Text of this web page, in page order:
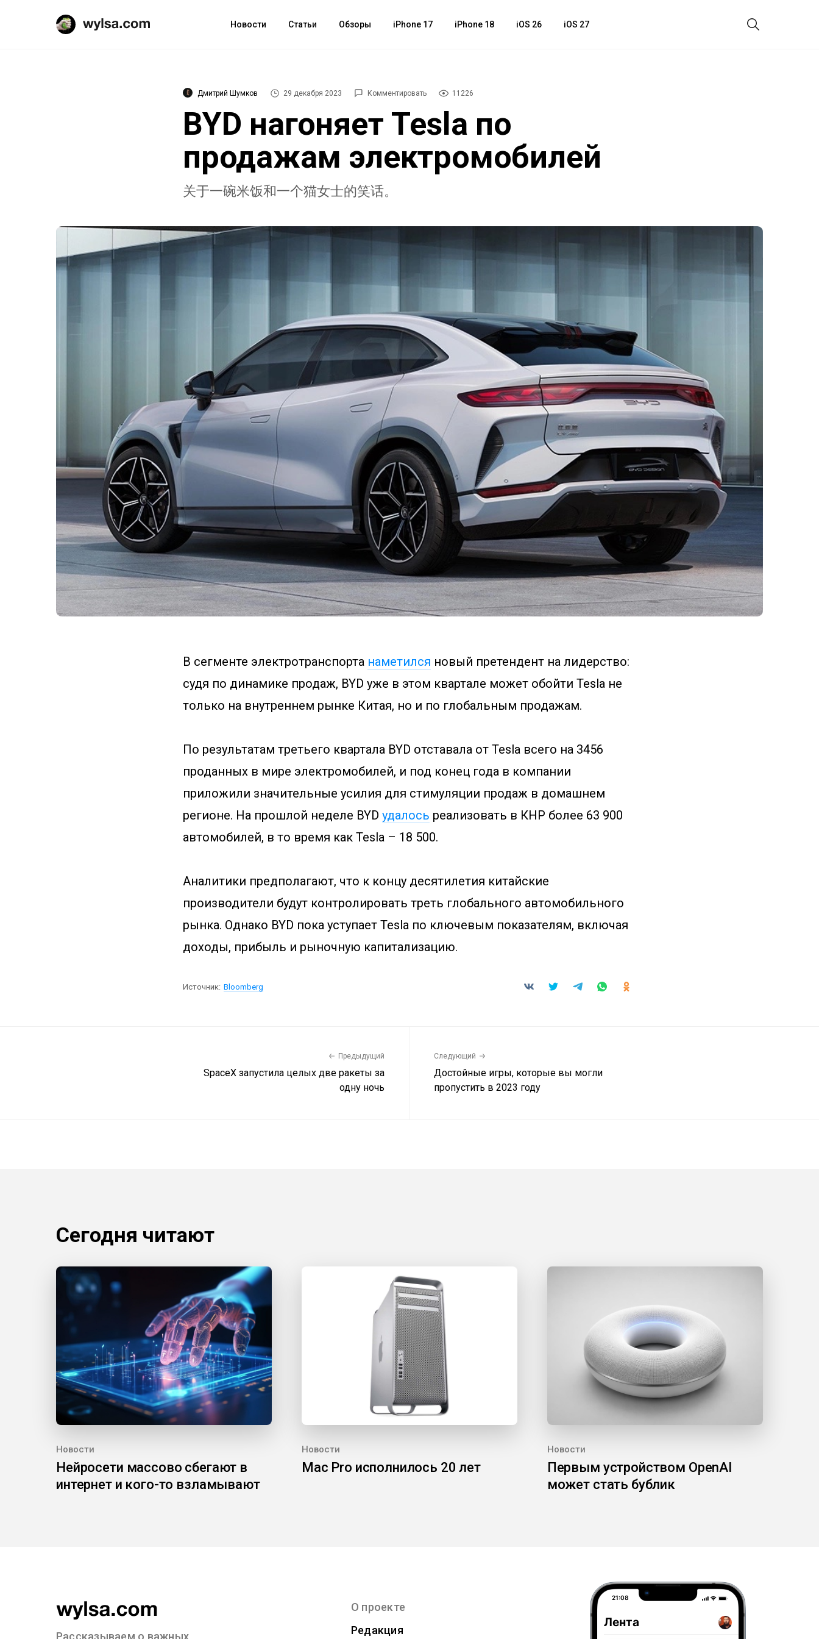
Новости Статьи Обзоры iPhone 17 iPhone 18 iOS 26 iOS 27
Дмитрий Шумков 29 декабря 2023 Комментировать 11226
BYD нагоняет Tesla по
продажам электромобилей
关于一碗米饭和一个猫女士的笑话。
В сегменте электротранспорта наметился новый претендент на лидерство:
судя по динамике продаж, BYD уже в этом квартале может обойти Tesla не
только на внутреннем рынке Китая, но и по глобальным продажам.
По результатам третьего квартала BYD отставала от Tesla всего на 3456
проданных в мире электромобилей, и под конец года в компании
приложили значительные усилия для стимуляции продаж в домашнем
регионе. На прошлой неделе BYD удалось реализовать в КНР более 63 900
автомобилей, в то время как Tesla – 18 500.
Аналитики предполагают, что к концу десятилетия китайские
производители будут контролировать треть глобального автомобильного
рынка. Однако BYD пока уступает Tesla по ключевым показателям, включая
доходы, прибыль и рыночную капитализацию.
Источник: Bloomberg
Предыдущий
SpaceX запустила целых две ракеты за
одну ночь
Следующий
Достойные игры, которые вы могли
пропустить в 2023 году
Сегодня читают
Новости
Нейросети массово сбегают в
интернет и кого-то взламывают
Новости
Mac Pro исполнилось 20 лет
Новости
Первым устройством OpenAI
может стать бублик
Рассказываем о важных
О проекте
Редакция
21:08
Лента